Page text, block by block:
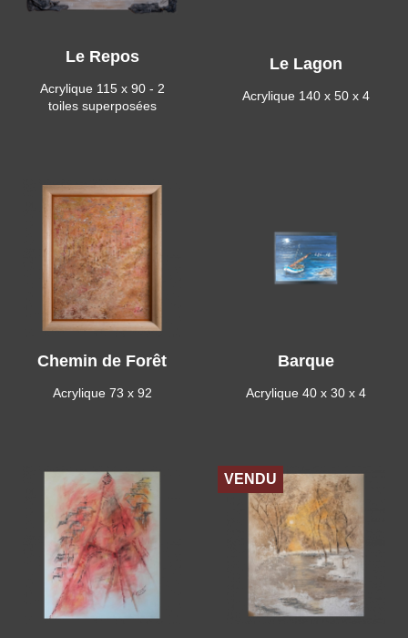
Le Repos
Acrylique 115 x 90 - 2
toiles superposées
Le Lagon
Acrylique 140 x 50 x 4
Chemin de Forêt
Acrylique 73 x 92
Barque
Acrylique 40 x 30 x 4
VENDU